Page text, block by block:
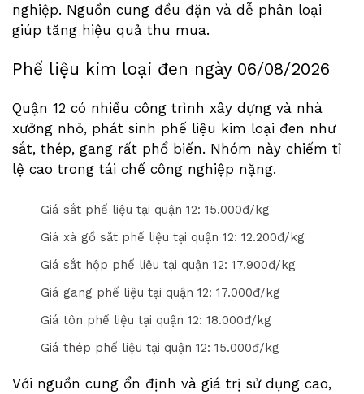
nghiệp. Nguồn cung đều đặn và dễ phân loại
giúp tăng hiệu quả thu mua.
Phế liệu kim loại đen ngày 06/08/2026
Quận 12 có nhiều công trình xây dựng và nhà
xưởng nhỏ, phát sinh phế liệu kim loại đen như
sắt, thép, gang rất phổ biến. Nhóm này chiếm tỉ
lệ cao trong tái chế công nghiệp nặng.
Giá sắt phế liệu tại quận 12: 15.000đ/kg
Giá xà gồ sắt phế liệu tại quận 12: 12.200đ/kg
Giá sắt hộp phế liệu tại quận 12: 17.900đ/kg
Giá gang phế liệu tại quận 12: 17.000đ/kg
Giá tôn phế liệu tại quận 12: 18.000đ/kg
Giá thép phế liệu tại quận 12: 15.000đ/kg
Với nguồn cung ổn định và giá trị sử dụng cao,